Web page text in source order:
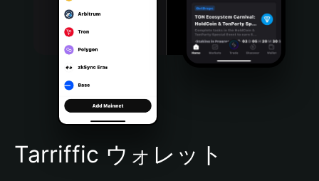
Bahasa Indonesia
Português (Brasil)
Español (Argentina)
Tarriffic ウォレット